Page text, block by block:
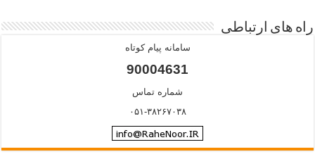
راه های ارتباطی
سامانه پیام کوتاه
90004631
شماره تماس
۰۵۱-۳۸۲۶۷۰۳۸